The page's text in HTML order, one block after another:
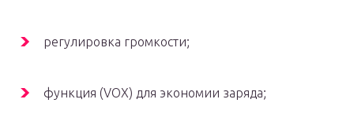
регулировка громкости;
функция (VOX) для экономии заряда;